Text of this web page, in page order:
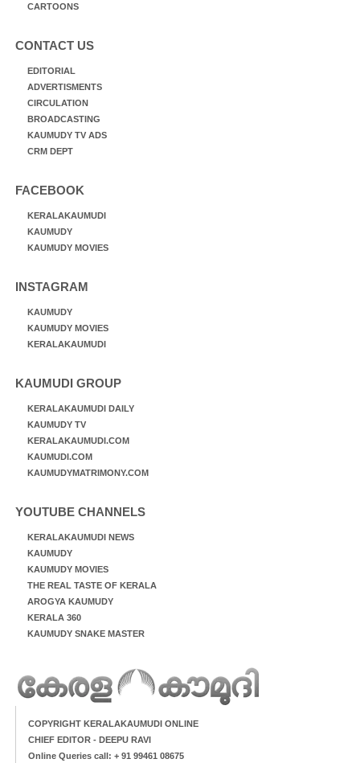
CARTOONS
CONTACT US
EDITORIAL
ADVERTISMENTS
CIRCULATION
BROADCASTING
KAUMUDY TV ADS
CRM DEPT
FACEBOOK
KERALAKAUMUDI
KAUMUDY
KAUMUDY MOVIES
INSTAGRAM
KAUMUDY
KAUMUDY MOVIES
KERALAKAUMUDI
KAUMUDI GROUP
KERALAKAUMUDI DAILY
KAUMUDY TV
KERALAKAUMUDI.COM
KAUMUDI.COM
KAUMUDYMATRIMONY.COM
YOUTUBE CHANNELS
KERALAKAUMUDI NEWS
KAUMUDY
KAUMUDY MOVIES
THE REAL TASTE OF KERALA
AROGYA KAUMUDY
KERALA 360
KAUMUDY SNAKE MASTER
COPYRIGHT KERALAKAUMUDI ONLINE
CHIEF EDITOR - DEEPU RAVI
Online Queries call: + 91 99461 08675